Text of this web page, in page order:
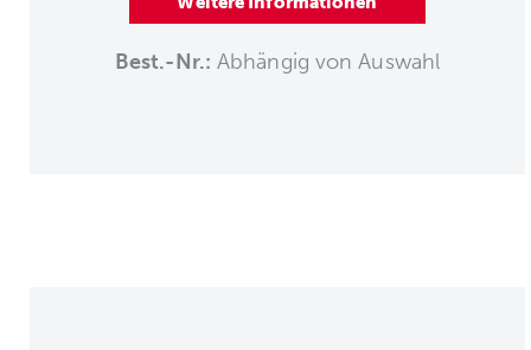
Best.-Nr.: Abhängig von Auswahl